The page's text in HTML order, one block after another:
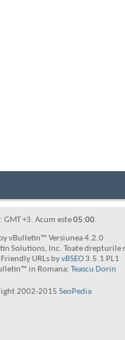
GMT +3. Acum este05:00.
vBulletin™ Versiunea 4.2.0
Solutions, Inc. Toate drepturile
URLs byvBSEO3.5.1 PL1
in Romana: Teascu Dorin
2002-2015 SeoPedia